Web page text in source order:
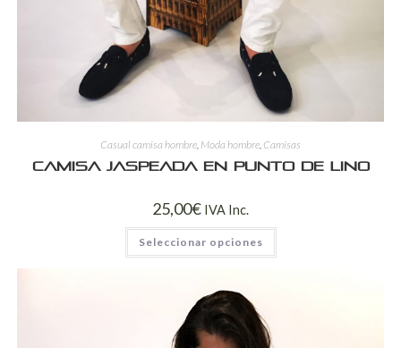
Casual camisa hombre Moda hombre Camisas
Camisa jaspeada en punto de lino
25,00€ IVA Inc.
Seleccionar opciones